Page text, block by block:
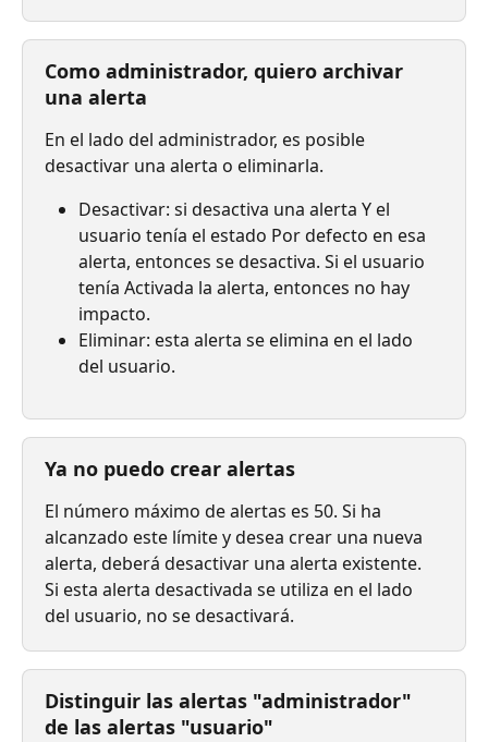
Como administrador, quiero archivar
una alerta
En el lado del administrador, es posible
desactivar una alerta o eliminarla.
Desactivar: si desactiva una alerta Y el
usuario tenía el estado Por defecto en esa
alerta, entonces se desactiva. Si el usuario
tenía Activada la alerta, entonces no hay
impacto.
Eliminar: esta alerta se elimina en el lado
del usuario.⠀
Ya no puedo crear alertas
El número máximo de alertas es 50. Si ha
alcanzado este límite y desea crear una nueva
alerta, deberá desactivar una alerta existente.
Si esta alerta desactivada se utiliza en el lado
del usuario, no se desactivará.
Distinguir las alertas "administrador"
de las alertas "usuario"